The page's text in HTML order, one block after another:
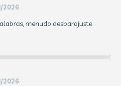
2026
menudo desbarajuste.
2026